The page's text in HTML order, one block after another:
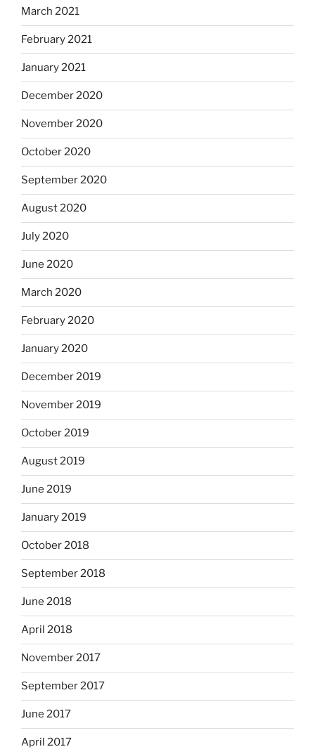
March 2021
February 2021
January 2021
December 2020
November 2020
October 2020
September 2020
August 2020
July 2020
June 2020
March 2020
February 2020
January 2020
December 2019
November 2019
October 2019
August 2019
June 2019
January 2019
October 2018
September 2018
June 2018
April 2018
November 2017
September 2017
June 2017
April 2017